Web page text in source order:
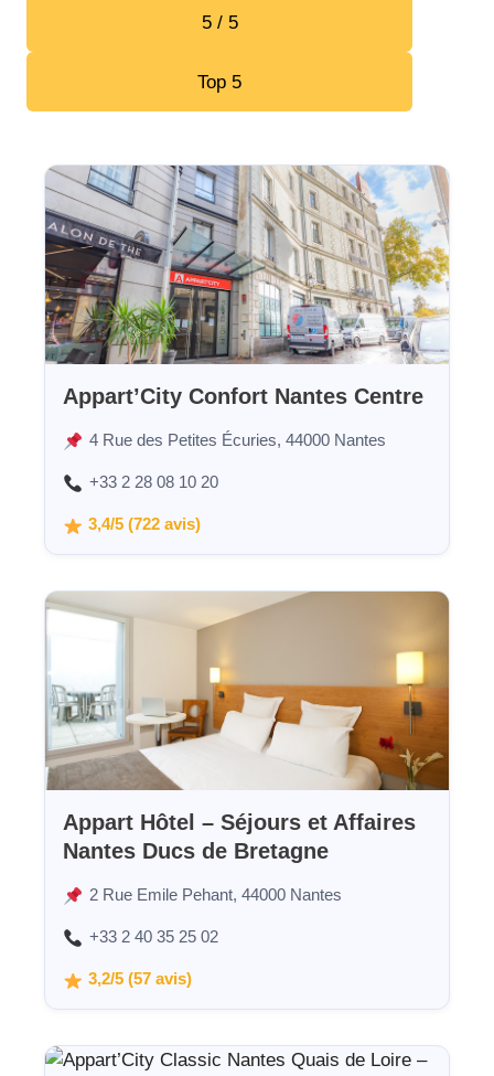
5 / 5
Top 5
Appart’City Confort Nantes Centre
4 Rue des Petites Écuries, 44000 Nantes
+33 2 28 08 10 20
3,4/5 (722 avis)
Appart Hôtel – Séjours et Affaires
Nantes Ducs de Bretagne
2 Rue Emile Pehant, 44000 Nantes
+33 2 40 35 25 02
3,2/5 (57 avis)